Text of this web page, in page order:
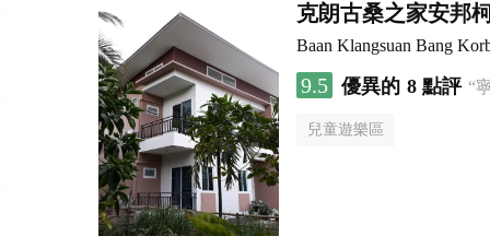
克朗古桑之家安邦
Baan Klangsuan Bang
9.5 優異的 8 點評 “
兒童遊樂區